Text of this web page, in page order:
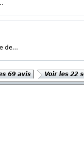
de...
69 avis Voir les 22